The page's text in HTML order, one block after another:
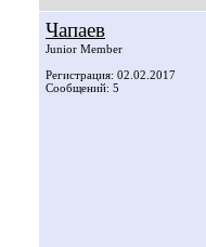
Чапаев
Junior Member
Регистрация: 02.02.2017
Сообщений: 5